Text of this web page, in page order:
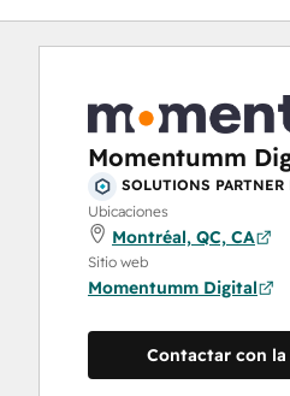
Momentumm
SOLUTIONS
Ubicaciones
Montréal, QC, CA
Sitio web
Momentumm Digital
Contactar con la